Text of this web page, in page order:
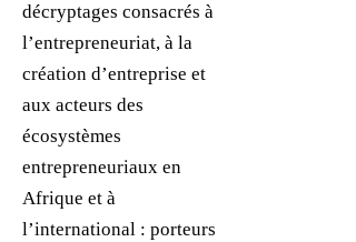
décryptages consacrés à
l’entrepreneuriat, à la
création d’entreprise et
aux acteurs des
écosystèmes
entrepreneuriaux en
Afrique et à
l’international : porteurs